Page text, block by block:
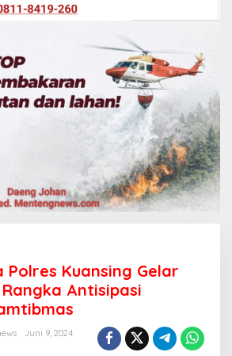
Kuansing Gelar
Rangka Antisipasi
Juni 9, 2024